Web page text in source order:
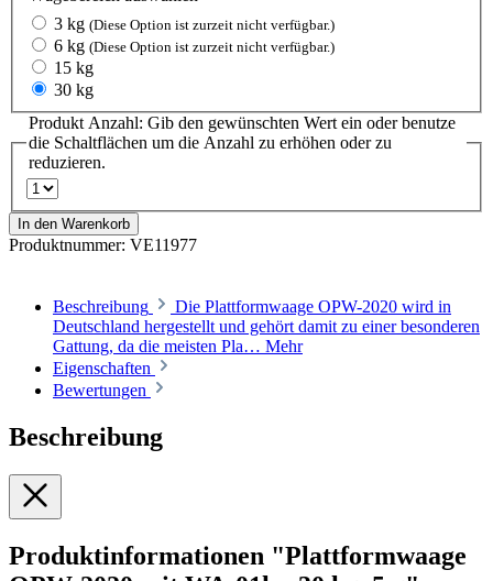
3 kg (Diese Option ist zurzeit nicht verfügbar.)
6 kg (Diese Option ist zurzeit nicht verfügbar.)
15 kg
30 kg
Produkt Anzahl: Gib den gewünschten Wert ein oder benutze
die Schaltflächen um die Anzahl zu erhöhen oder zu
reduzieren.
In den Warenkorb
Produktnummer: VE11977
Beschreibung
Die Plattformwaage OPW-2020 wird in
Deutschland hergestellt und gehört damit zu einer besonderen
Gattung, da die meisten Pla… Mehr
Eigenschaften
Bewertungen
Beschreibung
Produktinformationen "Plattformwaage